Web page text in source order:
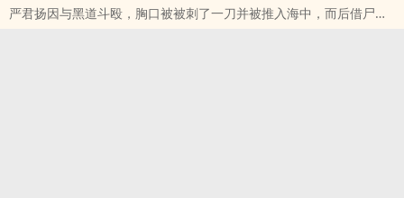
严君扬因与黑道斗殴，胸口被被刺了一刀并被推入海中，而后借尸还